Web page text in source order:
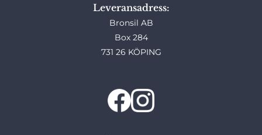
Leveransadress:
Bronsil AB
Box 284
731 26 KÖPING